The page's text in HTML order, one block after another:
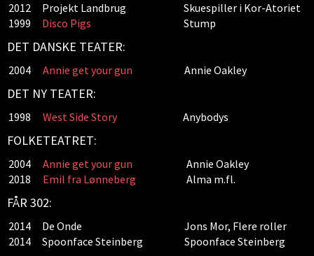
2012 Projekt Landbrug
Skuespiller i Kor-Atoriet
1999
Disco Pigs Stump
DET DANSKE TEATER:
2004 Annie get your gun Annie Oakley
DET NY TEATER:
1998 West Side Story Anybodys
FOLKETEATRET:
2004 Annie get your gun
Annie Oakley
2018
Emil fra Lønneberg Alma m.fl.
FÅR 302:
2014 De Onde
Jons Mor, Flere roller
2014
Spoonface Steinberg Spoonface Steinberg